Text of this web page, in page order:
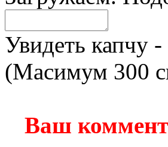
Увидеть капчу
(Масимум 300
Ваш